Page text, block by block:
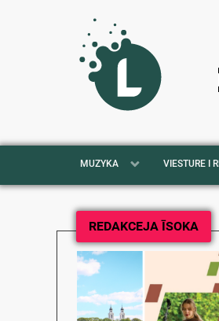
MUZYKA VIESTURE I
REDAKCEJA ĪSOKA